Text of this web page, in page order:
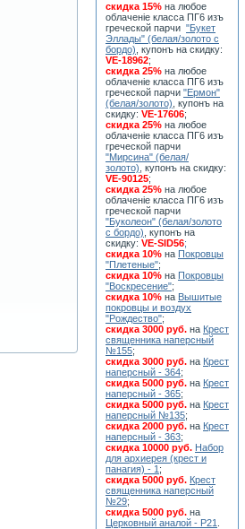
скидка 15% на любое
облаченiе класса ПГ6 изъ
греческой парчи "Букет
Эллады" (белая/золото с
бордо) , купонъ на скидку:
VE-18962;
скидка 25% на любое
облаченiе класса ПГ6 изъ
греческой парчи "Ермон"
(белая/золото) , купонъ на
скидку: VE-17606;
скидка 25% на любое
облаченiе класса ПГ6 изъ
греческой парчи
"Мирсина" (белая/
золото) , купонъ на скидку:
VE-90125;
скидка 25% на любое
облаченiе класса ПГ6 изъ
греческой парчи
"Буколеон" (белая/золото
с бордо) , купонъ на
скидку: VE-SID56;
скидка 10% на Покровцы
"Плетеные";
скидка 10% на Покровцы
"Воскресение";
скидка 10% на Вышитые
покровцы и воздух
"Рождество";
скидка 3000 руб. на Крест
священника наперсный
№155;
скидка 3000 руб. на Крест
наперсный - 364;
скидка 5000 руб. на Крест
наперсный - 365;
скидка 5000 руб. на Крест
наперсный №135;
скидка 2000 руб. на Крест
наперсный - 363;
скидка 10000 руб. Набор
для архиерея (крест и
панагия) - 1 ;
скидка 5000 руб. Крест
священника наперсный
№29;
скидка 5000 руб. на
Церковный аналой - Р21